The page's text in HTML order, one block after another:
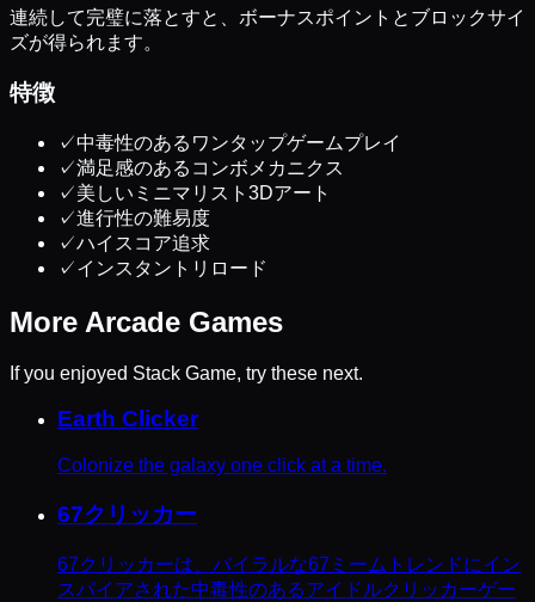
連続して完璧に落とすと、ボーナスポイントとブロックサイ
ズが得られます。
特徴
✓中毒性のあるワンタップゲームプレイ
✓満足感のあるコンボメカニクス
✓美しいミニマリスト3Dアート
✓進行性の難易度
✓ハイスコア追求
✓インスタントリロード
More Arcade Games
If you enjoyed Stack Game, try these next.
Earth Clicker
Colonize the galaxy one click at a time.
67クリッカー
67クリッカーは、バイラルな67ミームトレンドにイン
スパイアされた中毒性のあるアイドルクリッカーゲー